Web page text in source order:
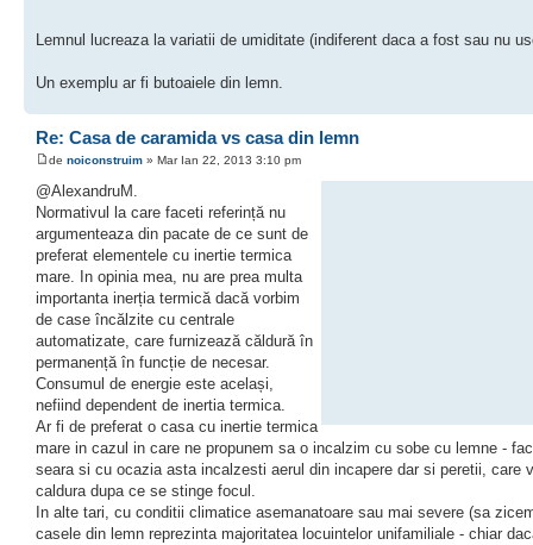
Lemnul lucreaza la variatii de umiditate (indiferent daca a fost sau nu
Un exemplu ar fi butoaiele din lemn.
Re: Casa de caramida vs casa din lemn
de noiconstruim » Mar Ian 22, 2013 3:10 pm
@AlexandruM.
Normativul la care faceti referință nu
argumenteaza din pacate de ce sunt de
preferat elementele cu inertie termica
mare. In opinia mea, nu are prea multa
importanta inerția termică dacă vorbim
de case încălzite cu centrale
automatizate, care furnizează căldură în
permanență în funcție de necesar.
Consumul de energie este același,
nefiind dependent de inertia termica.
Ar fi de preferat o casa cu inertie termica
mare in cazul in care ne propunem sa o incalzim cu sobe cu lemne -
seara si cu ocazia asta incalzesti aerul din incapere dar si peretii, care
caldura dupa ce se stinge focul.
In alte tari, cu conditii climatice asemanatoare sau mai severe (sa
casele din lemn reprezinta majoritatea locuintelor unifamiliale - chiar